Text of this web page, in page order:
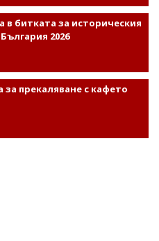
в битката за историческия
2026
за прекаляване с кафето